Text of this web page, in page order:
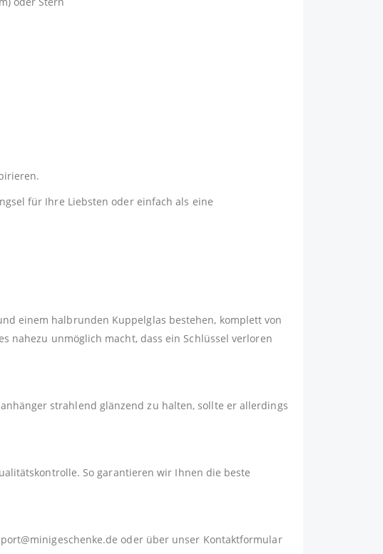
für Ihre Liebsten oder einfach als eine
einem halbrunden Kuppelglas bestehen, komplett von
nahezu unmöglich macht, dass ein Schlüssel verloren
strahlend glänzend zu halten, sollte er allerdings
So garantieren wir Ihnen die beste
oder über unser Kontaktformular